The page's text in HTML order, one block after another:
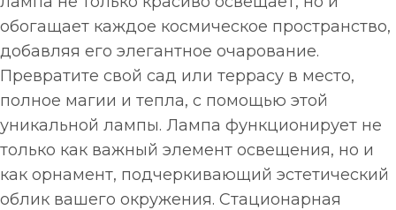
обогащает каждое космическое пространство,
добавляя его элегантное очарование.
Превратите свой сад или террасу в место,
полное магии и тепла, с помощью этой
уникальной лампы. Лампа функционирует не
только как важный элемент освещения, но и
как орнамент, подчеркивающий эстетический
облик вашего окружения. Стационарная